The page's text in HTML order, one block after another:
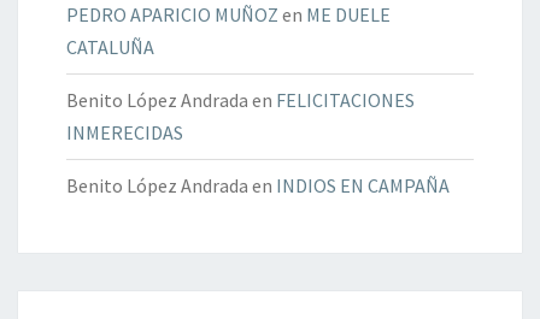
PEDRO APARICIO MUÑOZ en ME DUELE
CATALUÑA
Benito López Andrada en FELICITACIONES
INMERECIDAS
Benito López Andrada en INDIOS EN CAMPAÑA